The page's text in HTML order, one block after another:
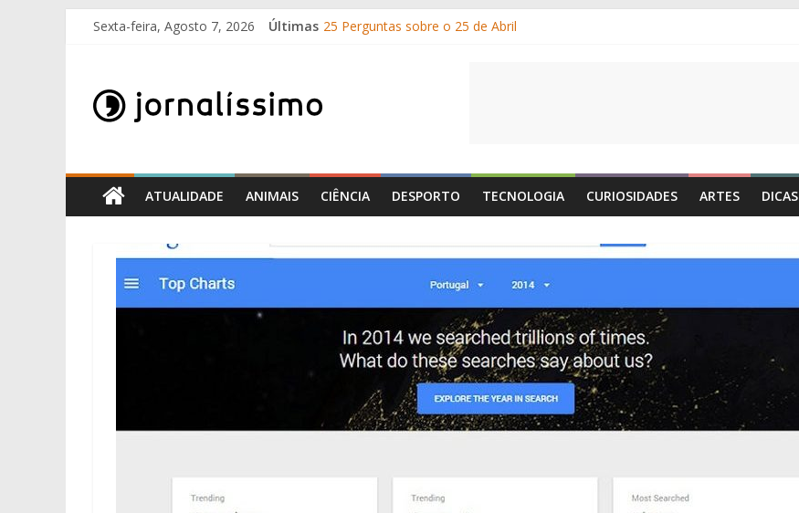
Sexta-feira, Agosto 7, 2026 Últimas 25 Perguntas sobre o 25 de Abril
Jornalissimo
Jornalissimo
ATUALIDADE ANIMAIS CIÊNCIA DESPORTO TECNOLOGIA CURIOSIDADES ARTES DICAS